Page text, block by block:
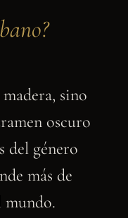
sino
oscuro
del género
más de
mundo.